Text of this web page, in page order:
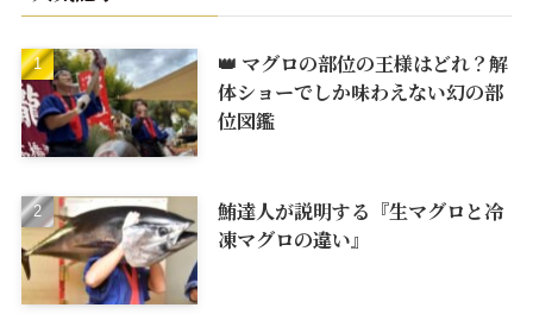
👑 マグロの部位の王様はどれ？解
体ショーでしか味わえない幻の部
位図鑑
鮪達人が説明する『生マグロと冷
凍マグロの違い』